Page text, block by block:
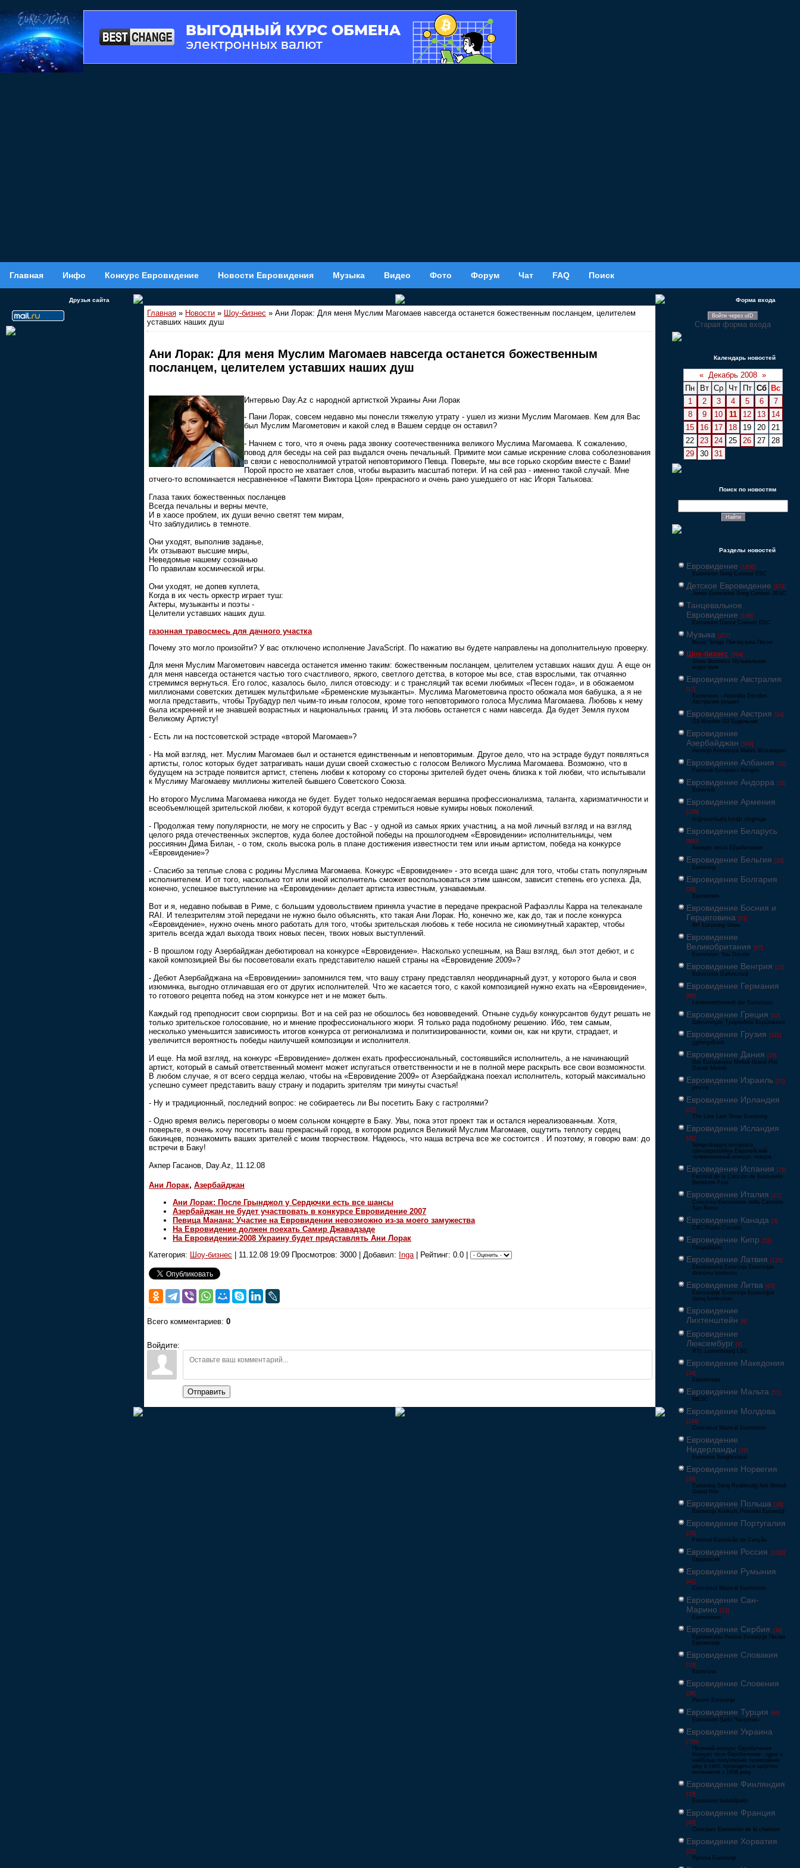
Главная Инфо Конкурс Евровидение Новости Евровидения Музыка Видео Фото Форум Чат FAQ Поиск
Друзья сайта
Главная » Новости » Шоу-бизнес » Ани Лорак: Для меня Муслим Магомаев навсегда останется божественным посланцем, целителем
уставших наших душ
Ани Лорак: Для меня Муслим Магомаев навсегда останется божественным
посланцем, целителем уставших наших душ
Интервью Day.Az с народной артисткой Украины Ани Лорак
- Пани Лорак, совсем недавно мы понесли тяжелую утрату - ушел из жизни Муслим Магомаев. Кем для Вас
был Муслим Магометович и какой след в Вашем сердце он оставил?
- Начнем с того, что я очень рада звонку соотечественника великого Муслима Магомаева. К сожалению,
повод для беседы на сей раз выдался очень печальный. Примите мои самые искренние слова соболезнования
в связи с невосполнимой утратой неповторимого Певца. Поверьте, мы все горько скорбим вместе с Вами!
Порой просто не хватает слов, чтобы выразить масштаб потери. И на сей раз - именно такой случай. Мне
отчего-то вспоминается несравненное «Памяти Виктора Цоя» прекрасного и очень рано ушедшего от нас Игоря Талькова:
Глаза таких божественных посланцев
Всегда печальны и верны мечте,
И в хаосе проблем, их души вечно светят тем мирам,
Что заблудились в темноте.
Они уходят, выполнив заданье,
Их отзывают высшие миры,
Неведомые нашему сознанью
По правилам космической игры.
Они уходят, не допев куплета,
Когда в их честь оркестр играет туш:
Актеры, музыканты и поэты -
Целители уставших наших душ.
газонная травосмесь для дачного участка
Почему это могло произойти? У вас отключено исполнение JavaScript. По нажатию вы будете направлены на дополнительную проверку.
Для меня Муслим Магометович навсегда останется именно таким: божественным посланцем, целителем уставших наших душ. А еще он
для меня навсегда останется частью того счастливого, яркого, светлого детства, в которое мы все, став взрослыми, так отчаянно
стремимся вернуться. Его голос, казалось было, лился отовсюду: и с трансляций так всеми любимых «Песен года», и в обожаемом
миллионами советских детишек мультфильме «Бременские музыканты». Муслима Магометовича просто обожала моя бабушка, а я не
могла представить, чтобы Трубадур пел чьим-то иным голосом, кроме того неповторимого голоса Муслима Магомаева. Любовь к нему
была искренней и не знавшей возрастных и национальных границ. И эта любовь останется с нами навсегда. Да будет Земля пухом
Великому Артисту!
- Есть ли на постсоветской эстраде «второй Магомаев»?
- На мой взгляд, нет. Муслим Магомаев был и останется единственным и неповторимым. Другое дело, что на эстраде будут появляться
артисты, голос которых будет затрагивать наши души своей схожестью с голосом Великого Муслима Магомаева. Возможно, что в
будущем на эстраде появится артист, степень любви к которому со стороны зрителей будет очень близка к той любви, что испытывали
к Муслиму Магомаеву миллионы жителей бывшего Советского Союза.
Но второго Муслима Магомаева никогда не будет. Будет только недосягаемая вершина профессионализма, таланта, харизматичности и
всеобъемлющей зрительской любви, к которой будут всегда стремиться новые кумиры новых поколений.
- Продолжая тему популярности, не могу не спросить у Вас - у одной из самых ярких участниц, а на мой личный взгляд и на взгляд
целого ряда отечественных экспертов, куда более достойной победы на прошлогоднем «Евровидении» исполнительницы, чем
россиянин Дима Билан, - о том, сколь высока роль в плане достижения известности тем или иным артистом, победа на конкурсе
«Евровидение»?
- Спасибо за теплые слова с родины Муслима Магомаева. Конкурс «Евровидение» - это всегда шанс для того, чтобы стать популярным
исполнителем. И от того, насколько тот или иной исполнитель сможет воспользоваться этим шансом, зависит степень его успеха. Да,
конечно, успешное выступление на «Евровидении» делает артиста известным, узнаваемым.
Вот и я, недавно побывав в Риме, с большим удовольствием приняла участие в передаче прекрасной Рафаэллы Карра на телеканале
RAI. И телезрителям этой передачи не нужно было объяснять, кто такая Ани Лорак. Но, конечно же, как до, так и после конкурса
«Евровидение», нужно очень много работать для того, чтобы зрительская любовь к тебе носила не сиюминутный характер, чтобы
зритель всегда ждал выхода твоих новых песен, твоих новых выступлений.
- В прошлом году Азербайджан дебютировал на конкурсе «Евровидение». Насколько успешным, на Ваш взгляд, был этот дебют, и с
какой композицией Вы бы посоветовали ехать представителю нашей страны на «Евровидение 2009»?
- Дебют Азербайджана на «Евровидении» запомнился тем, что вашу страну представлял неординарный дуэт, у которого была и своя
изюминка, выгодно отличавшая его от других исполнителей. Что же касается того, с какой композицией нужно ехать на «Евровидение»,
то готового рецепта побед на этом конкурсе нет и не может быть.
Каждый год преподносит свои сюрпризы. Вот и на сей раз не обошлось без нововведений. Отныне судьбу конкурсантов будут решать не
только зрительское голосование, но и мнение профессионального жюри. Я только рада подобному решению. Ибо, тем самым,
несколько уменьшится зависимость итогов конкурса от регионализма и политизированности, коими он, как ни крути, страдает, и
увеличится вероятность победы наилучшей композиции и исполнителя.
И еще. На мой взгляд, на конкурс «Евровидение» должен ехать профессиональный, состоявшийся исполнитель, а не начинающий
артист, который в самый ответственный момент может испугаться ответственности и не в полной мере раскрыть все свои возможности.
В любом случае, я от всего сердца желаю, чтобы на «Евровидение 2009» от Азербайджана поехал исполнитель, который максимально
успешно сумеет представить вашу страну и подарить зрителям три минуты счастья!
- Ну и традиционный, последний вопрос: не собираетесь ли Вы посетить Баку с гастролями?
- Одно время велись переговоры о моем сольном концерте в Баку. Увы, пока этот проект так и остался нереализованным. Хотя,
поверьте, я очень хочу посетить ваш прекрасный город, в котором родился Великий Муслим Магомаев, ощутить теплоту сердец
бакинцев, познакомить ваших зрителей с моим творчеством. Надеюсь, что наша встреча все же состоится . И поэтому, я говорю вам: до
встречи в Баку!
Акпер Гасанов, Day.Az, 11.12.08
Ани Лорак, Азербайджан
Ани Лорак: После Грынджол у Сердючки есть все шансы
Азербайджан не будет участвовать в конкурсе Евровидение 2007
Певица Манана: Участие на Евровидении невозможно из-за моего замужества
На Евровидение должен поехать Самир Джавадзаде
На Евровидении-2008 Украину будет представлять Ани Лорак
Категория:
Шоу-бизнес 11.12.08 19:09 Просмотров: 3000 | Добавил: Inga | Рейтинг: 0.0 |
Всего комментариев: 0
Войдите:
Отправить
Форма входа
Войти через uID
Старая форма входа
Календарь новостей
« Декабрь 2008 »
Пн
Вт Ср Чт Пт Сб
Вс
1
2 3 4 5 6
7
8
9 10 11 12 13
14
15
16 17 18 19 20
21
22
23 24 25 26 27
28
29
30 31
Поиск по новостям
Разделы новостей
Евровидение [1858]
Eurovision Song Contest ESC
Детское Евровидение [878]
Junior Eurovision Song Contest JESC
Танцевальное
Евровидение [106]
Eurovision Dance Contest EDC
Музыка [257]
Music Songs Поп-музыка Песни
Шоу-бизнес [564]
Show Business Музыкальная
индустрия
Евровидение Австралия
[17]
Eurovision – Australia Decides
Австралия решает
Евровидение Австрия [24]
Ö3-Wecker Ö3 Будильник
Евровидение
Азербайджан [549]
Avrovijn Avroviziya Mahnı Müsabiqəsi
Евровидение Албания [32]
Festivali Evropian i Këngës
Евровидение Андорра [15]
Eurovisió
Евровидение Армения
[228]
Եվրատեսիլ երգի մրցույթ
Евровидение Беларусь
[600]
Конкурс песні Еўрабачанне
Евровидение Бельгия [24]
Eurosong
Евровидение Болгария
[26]
Евровизия
Евровидение Босния и
Герцеговина [21]
BH Eurosong Show
Евровидение
Великобритания [67]
Eurovision: You Decide
Евровидение Венгрия [22]
Eurovíziós Dalfesztivá
Евровидение Германия
[80]
Liederwettbewerb der Eurovision
Евровидение Греция [52]
Διαγωνισμός Τραγουδιού Ευρώεικονα
Евровидение Грузия [122]
ევროვიზიის
Евровидение Дания [29]
Det Europæiske Melodi Grand Prix
Dansk Melodi
Евровидение Израиль [71]
‏אירוויזיון
Евровидение Ирландия
[27]
The Late Late Show Eurosong
Евровидение Исландия
[21]
Söngvakeppni evrópskra
sjónvarpsstöðva Европейский
телевизионный конкурс певцов
Евровидение Испания [79]
Festival de la Canción de Eurovisión
Benidorm Fest
Евровидение Италия [27]
Concorso Eurovisione della Canzone
San Remo
Евровидение Канада [3]
CBC/Radio-Canada
Евровидение Кипр [52]
Γιουροβίζιον
Евровидение Латвия [125]
Eirodziesma Eirovīzija Eirovīzijas
dziesmu konkurss
Евровидение Литва [65]
Eurovizijoje Eurovizija Eurovizijos
dainų konkursas
Евровидение
Лихтенштейн [6]
Евровидение
Люксембург [6]
RTL Luxembourg LSC
Евровидение Македония
[24]
Евровизија
Евровидение Мальта [51]
MESC
Евровидение Молдова
[134]
Concursul Muzical Eurovision
Евровидение
Нидерланды [26]
Eurovisie Songfestival
Евровидение Норвегия
[39]
Eurosong Sang Ryddesalg Nrk Melodi
Grand Prix
Евровидение Польша [36]
Eurowizja Konkurs Piosenki Eurowizji
Евровидение Португалия
[25]
Festival Eurovisão da Canção
Евровидение Россия [1062]
Европесня
Евровидение Румыния
[41]
Concursul Muzical Eurovision
Евровидение Сан-
Марино [23]
Eurovisione
Евровидение Сербия [39]
Еуровисион Pesma Evrovizije Песма
Евровизије
Евровидение Словакия
[13]
Eurovízia
Евровидение Словения
[26]
Pesem Evrovizije
Евровидение Турция [66]
Eurovision Şarkı Yarışması
Евровидение Украина
[796]
Пісенний конкурс Євробачення
Конкурс пісні Євробачення - одне з
найбільш популярних телевізійних
шоу в світі, проводиться щорічно,
починаючи з 1956 року
Евровидение Финляндия
[33]
Eurovision laulukilpailu
Евровидение Франция
[49]
Concours Eurovision de la chanson
Евровидение Хорватия
[22]
Pjesma Eurovizije